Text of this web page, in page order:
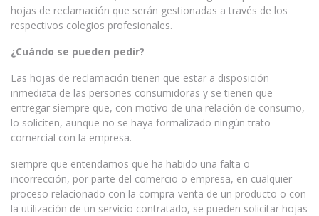
hojas de reclamación que serán gestionadas a través de los
respectivos colegios profesionales.
¿Cuándo se pueden pedir?
Las hojas de reclamación tienen que estar a disposición
inmediata de las persones consumidoras y se tienen que
entregar siempre que, con motivo de una relación de consumo,
lo soliciten, aunque no se haya formalizado ningún trato
comercial con la empresa.
siempre que entendamos que ha habido una falta o
incorrección, por parte del comercio o empresa, en cualquier
proceso relacionado con la compra-venta de un producto o con
la utilización de un servicio contratado, se pueden solicitar hojas